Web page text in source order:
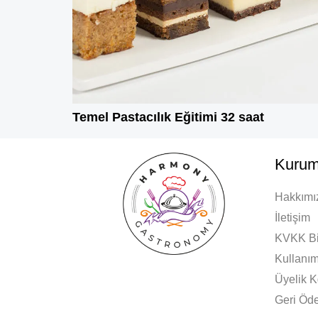
Temel Pastacılık Eğitimi 32 saat
İletişim
KVKK
Üyelik
Geri